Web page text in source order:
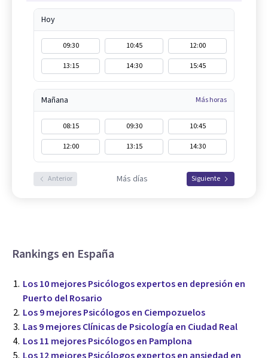
Hoy
09:30 10:45
12:00
13:15
14:30 15:45
Mañana Más horas
08:15 09:30
10:45
12:00
13:15 14:30
Anterior Más días Siguiente
Rankings en España
Los 10 mejores Psicólogos expertos en depresión en
Puerto del Rosario
Los 9 mejores Psicólogos en Ciempozuelos
Las 9 mejores Clínicas de Psicología en Ciudad Real
Los 11 mejores Psicólogos en Pamplona